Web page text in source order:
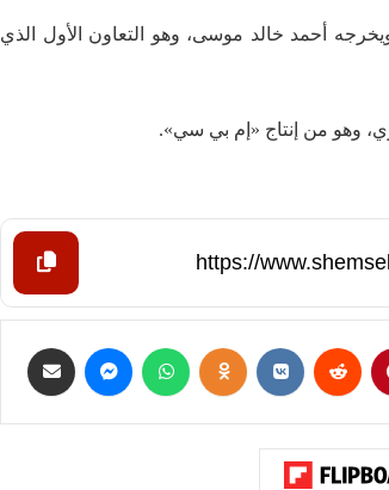
أحمد خالد موسى، وهو التعاون الأول الذي
وهو من إنتاج «إم بي سي».